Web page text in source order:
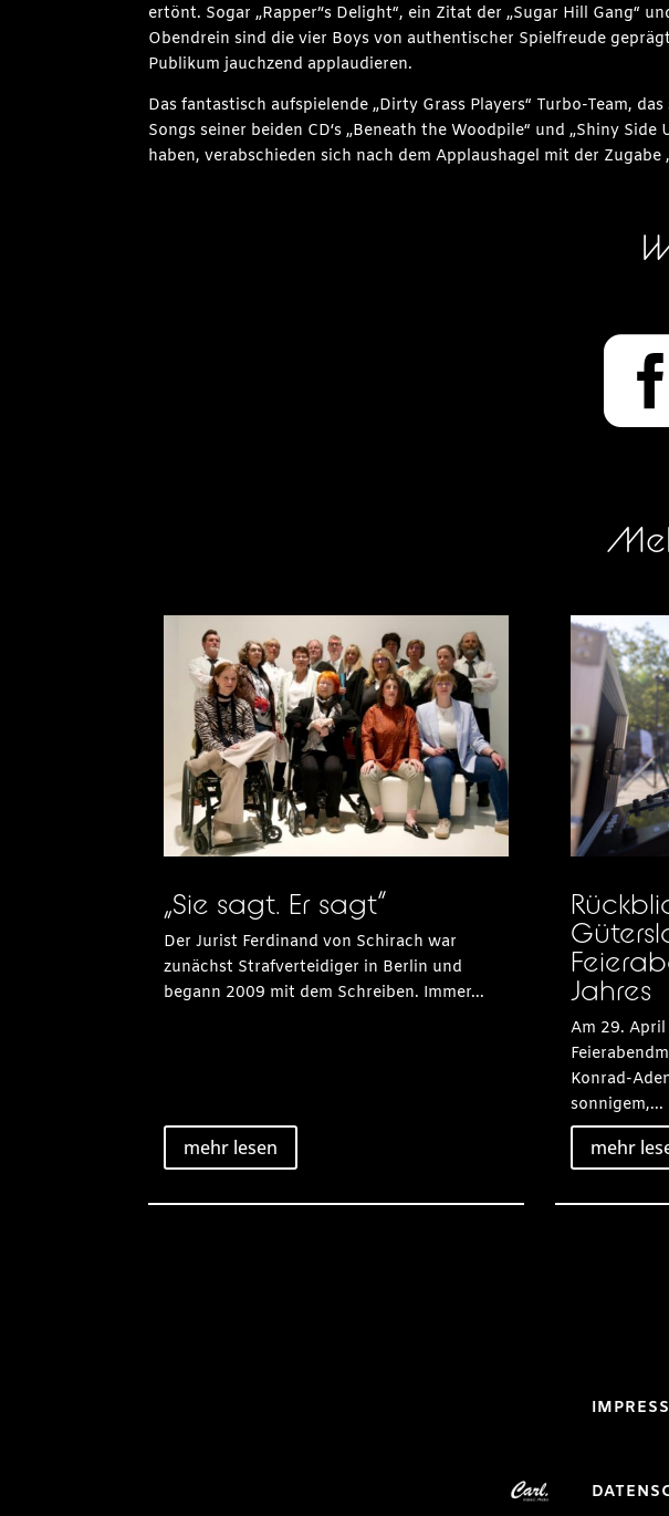
ertönt. Sogar „Rapper’‘s Delight“, ein Zitat der „Sugar Hill Gang“
Obendrein sind die vier Boys von authentischer Spielfreude
Publikum jauchzend applaudieren.
Das fantastisch aufspielende „Dirty Grass Players“ Turbo-Team,
Songs seiner beiden CD‘s „Beneath the Woodpile“ und „Shiny
haben, verabschieden sich nach dem Applaushagel mit der Zugabe
„Sie sagt. Er sagt“
Der Jurist Ferdinand von Schirach war
zunächst Strafverteidiger in Berlin und
begann 2009 mit dem Schreiben. Immer...
mehr lesen
Jahres
Am 29.
Konrad-
sonnigem,...
mehr